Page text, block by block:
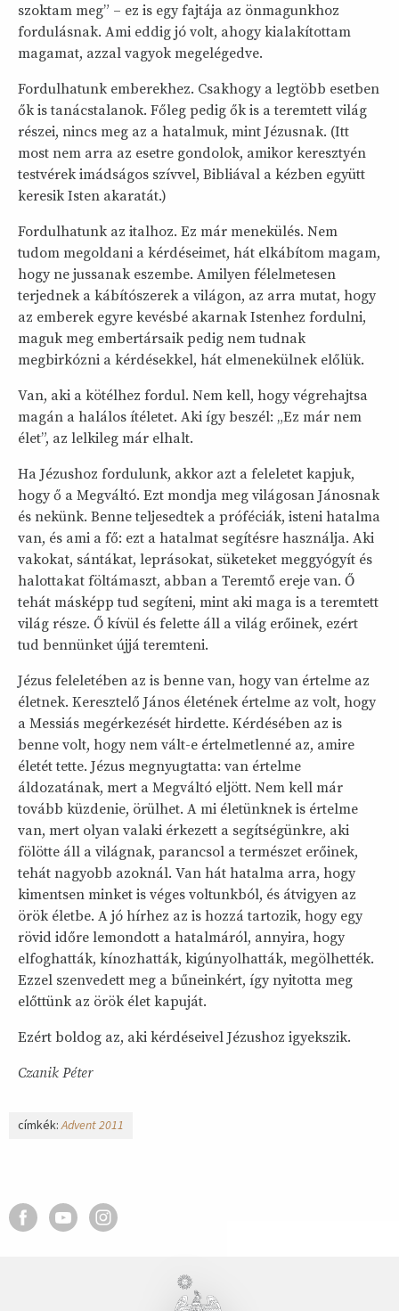
szoktam meg” – ez is egy fajtája az önmagunkhoz
fordulásnak. Ami eddig jó volt, ahogy kialakítottam
magamat, azzal vagyok megelégedve.
Fordulhatunk emberekhez. Csakhogy a legtöbb esetben
ők is tanácstalanok. Főleg pedig ők is a teremtett világ
részei, nincs meg az a hatalmuk, mint Jézusnak. (Itt
most nem arra az esetre gondolok, amikor keresztyén
testvérek imádságos szívvel, Bibliával a kézben együtt
keresik Isten akaratát.)
Fordulhatunk az italhoz. Ez már menekülés. Nem
tudom megoldani a kérdéseimet, hát elkábítom magam,
hogy ne jussanak eszembe. Amilyen félelmetesen
terjednek a kábítószerek a világon, az arra mutat, hogy
az emberek egyre kevésbé akarnak Istenhez fordulni,
maguk meg embertársaik pedig nem tudnak
megbirkózni a kérdésekkel, hát elmenekülnek előlük.
Van, aki a kötélhez fordul. Nem kell, hogy végrehajtsa
magán a halálos ítéletet. Aki így beszél: „Ez már nem
élet”, az lelkileg már elhalt.
Ha Jézushoz fordulunk, akkor azt a feleletet kapjuk,
hogy ő a Megváltó. Ezt mondja meg világosan Jánosnak
és nekünk. Benne teljesedtek a próféciák, isteni hatalma
van, és ami a fő: ezt a hatalmat segítésre használja. Aki
vakokat, sántákat, leprásokat, süketeket meggyógyít és
halottakat föltámaszt, abban a Teremtő ereje van. Ő
tehát másképp tud segíteni, mint aki maga is a teremtett
világ része. Ő kívül és felette áll a világ erőinek, ezért
tud bennünket újjá teremteni.
Jézus feleletében az is benne van, hogy van értelme az
életnek. Keresztelő János életének értelme az volt, hogy
a Messiás megérkezését hirdette. Kérdésében az is
benne volt, hogy nem vált-e értelmetlenné az, amire
életét tette. Jézus megnyugtatta: van értelme
áldozatának, mert a Megváltó eljött. Nem kell már
tovább küzdenie, örülhet. A mi életünknek is értelme
van, mert olyan valaki érkezett a segítségünkre, aki
fölötte áll a világnak, parancsol a természet erőinek,
tehát nagyobb azoknál. Van hát hatalma arra, hogy
kimentsen minket is véges voltunkból, és átvigyen az
örök életbe. A jó hírhez az is hozzá tartozik, hogy egy
rövid időre lemondott a hatalmáról, annyira, hogy
elfoghatták, kínozhatták, kigúnyolhatták, megölhették.
Ezzel szenvedett meg a bűneinkért, így nyitotta meg
előttünk az örök élet kapuját.
Ezért boldog az, aki kérdéseivel Jézushoz igyekszik.
Czanik Péter
címkék:Advent 2011